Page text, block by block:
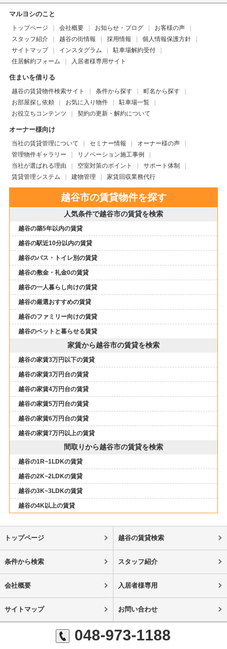
マルヨシのこと
トップページ 会社概要 お知らせ・ブログ
お客様の声
スタッフ紹介
越谷の街情報 採用情報
個人情報保護方針
サイトマップ
インスタグラム
駐車場解約受付
住居解約フォーム
入居者様専用サイト
住まいを借りる
越谷の賃貸物件検索サイト 条件から探す
町名から探す
お部屋探し依頼
お気に入り物件
駐車場一覧
お役立ちコンテンツ
契約の更新・解約について
オーナー様向け
当社の賃貸管理について セミナー情報
オーナー様の声
管理物件ギャラリー
リノベーション施工事例
当社が選ばれる理由
空室対策のポイント
サポート体制
賃貸管理システム
建物管理 家賃回収業務代行
越谷市の賃貸物件を探す
人気条件で越谷市の賃貸を検索
越谷の築5年以内の賃貸
越谷の駅近10分以内の賃貸
越谷のバス・トイレ別の賃貸
越谷の敷金・礼金0の賃貸
越谷の一人暮らし向けの賃貸
越谷の厳選おすすめの賃貸
越谷のファミリー向けの賃貸
越谷のペットと暮らせる賃貸
家賃から越谷市の賃貸を検索
越谷の家賃3万円以下の賃貸
越谷の家賃3万円台の賃貸
越谷の家賃4万円台の賃貸
越谷の家賃5万円台の賃貸
越谷の家賃6万円台の賃貸
越谷の家賃7万円以上の賃貸
間取りから越谷市の賃貸を検索
越谷の1R~1LDKの賃貸
越谷の2K~2LDKの賃貸
越谷の3K~3LDKの賃貸
越谷の4K以上の賃貸
トップページ 越谷の賃貸検索
条件から検索 スタッフ紹介
会社概要 入居者様専用
サイトマップ お問い合わせ
048-973-1188